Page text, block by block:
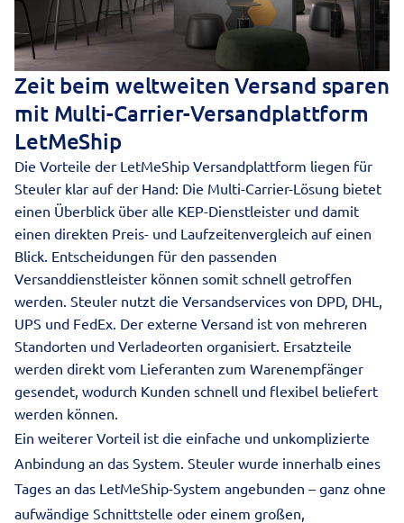
Zeit beim weltweiten Versand sparen
mit Multi-Carrier-Versandplattform
LetMeShip
Die Vorteile der LetMeShip Versandplattform liegen für
Steuler klar auf der Hand: Die Multi-Carrier-Lösung bietet
einen Überblick über alle KEP-Dienstleister und damit
einen direkten Preis- und Laufzeitenvergleich auf einen
Blick. Entscheidungen für den passenden
Versanddienstleister können somit schnell getroffen
werden. Steuler nutzt die Versandservices von DPD, DHL,
UPS und FedEx. Der externe Versand ist von mehreren
Standorten und Verladeorten organisiert. Ersatzteile
werden direkt vom Lieferanten zum Warenempfänger
gesendet, wodurch Kunden schnell und flexibel beliefert
werden können.
Ein weiterer Vorteil ist die einfache und unkomplizierte
Anbindung an das System. Steuler wurde innerhalb eines
Tages an das LetMeShip-System angebunden – ganz ohne
aufwändige Schnittstelle oder einem großen,